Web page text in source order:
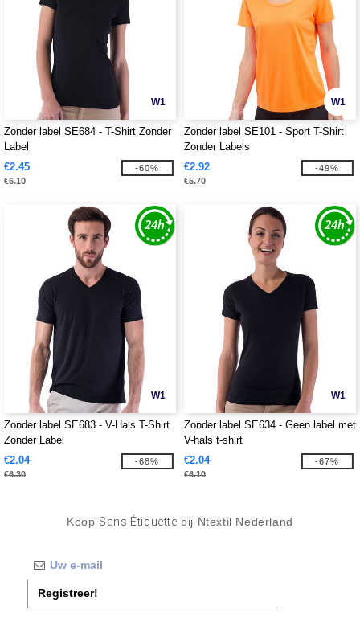
W1
Zonder label SE684 - T-Shirt Zonder
Label
€2.45
€6.10
-60%
W1
Zonder label SE101 - Sport T-Shirt
Zonder Labels
€2.92
€5.70
-49%
W1
Zonder label SE683 - V-Hals T-Shirt
Zonder Label
€2.04
€6.30
-68%
W1
Zonder label SE634 - Geen label met
V-hals t-shirt
€2.04
€6.10
-67%
Koop Sans Étiquette bij Ntextil Nederland
Registreer!